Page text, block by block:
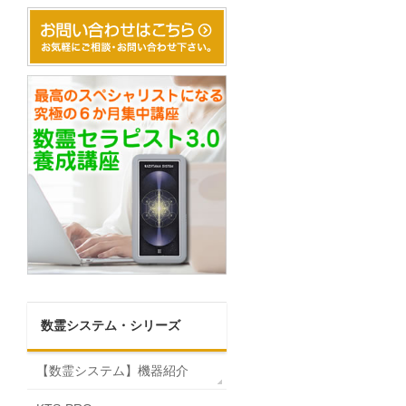
数霊システム・シリーズ
【数霊システム】機器紹介